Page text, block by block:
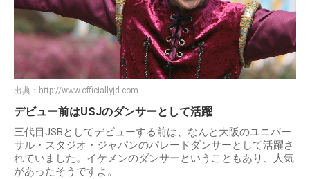
出典： http://www.officiallyjd.com
デビュー前はUSJのダンサーとして活躍
三代目JSBとしてデビューする前は、なんと大阪のユニバー
サル・スタジオ・ジャパンのパレードダンサーとして活躍さ
れていました。イケメンのダンサーということもあり、人気
があったそうですよ。